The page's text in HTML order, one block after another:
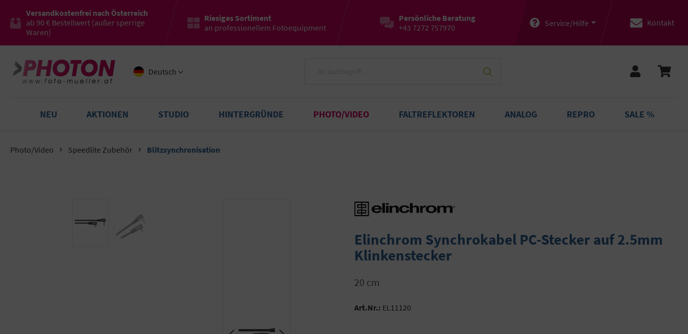
Versandkostenfrei nach Österreich
ab 90 € Bestellwert (außer sperrige
Waren)
Riesiges Sortiment
an professionellem Fotoequipment
Persönliche Beratung
+43 7272 757970
Service/Hilfe Kontakt
Deutsch
NEU AKTIONEN STUDIO HINTERGRÜNDE PHOTO/VIDEO FALTREFLEKTOREN ANALOG REPRO SALE %
Photo/Video Speedlite Zubehör Blitzsynchronisation
Elinchrom Synchrokabel PC-Stecker auf 2.5mm
Klinkenstecker
20 cm
Art.Nr.: EL11120